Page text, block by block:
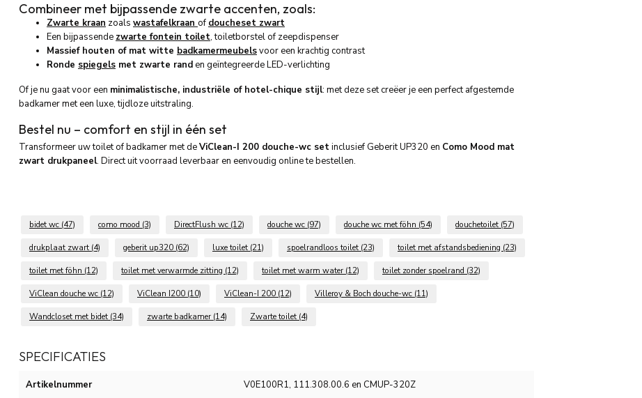
Combineer met bijpassende zwarte accenten, zoals:
Zwarte kraan zoals wastafelkraan of doucheset zwart
Een bijpassende zwarte fontein toilet, toiletborstel of zeepdispenser
Massief houten of mat witte badkamermeubelsvoor een krachtig contrast
Ronde spiegels met zwarte randen geïntegreerde LED-verlichting
Of je nu gaat voor een minimalistische, industriële of hotel-chique stijl: met deze set creëer je een perfect afgestemde
badkamer met een luxe, tijdloze uitstraling.
Bestel nu – comfort en stijl in één set
Transformeer uw toilet of badkamer met deViClean-I 200 douche-wc setinclusief Geberit UP320 en Como Mood mat
zwart drukpaneel. Direct uit voorraad leverbaar en eenvoudig online te bestellen.
bidet wc (47) como mood (3) DirectFlush wc (12) douche wc (97) douche wc met föhn (54) douchetoilet (57)
drukplaat zwart (4) geberit up320 (62) luxe toilet (21) spoelrandloos toilet (23) toilet met afstandsbediening (23)
toilet met föhn (12) toilet met verwarmde zitting (12) toilet met warm water (12) toilet zonder spoelrand (32)
ViClean douche wc (12) ViClean I200 (10) ViClean-I 200 (12) Villeroy & Boch douche-wc (11)
Wandcloset met bidet (34) zwarte badkamer (14) Zwarte toilet (4)
SPECIFICATIES
Artikelnummer V0E100R1, 111.308.00.6 en CMUP-320Z